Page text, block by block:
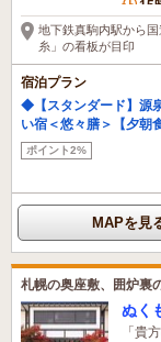
15
地下鉄真駒内駅から
糸」の看板が目印
宿泊プラン
◆【スタンダード】源
い宿＜悠々膳＞【夕朝
ポイント2%
MAPを見
札幌の奥座敷、囲炉裏
ぬく
「貴